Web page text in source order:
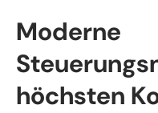
Moderne
höchsten